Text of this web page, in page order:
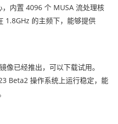
，内置 4096 个 MUSA 流处理核
1.8GHz 的主频下，能够提供
已经推出，可以下载试用。
Beta2 操作系统上运行稳定，能